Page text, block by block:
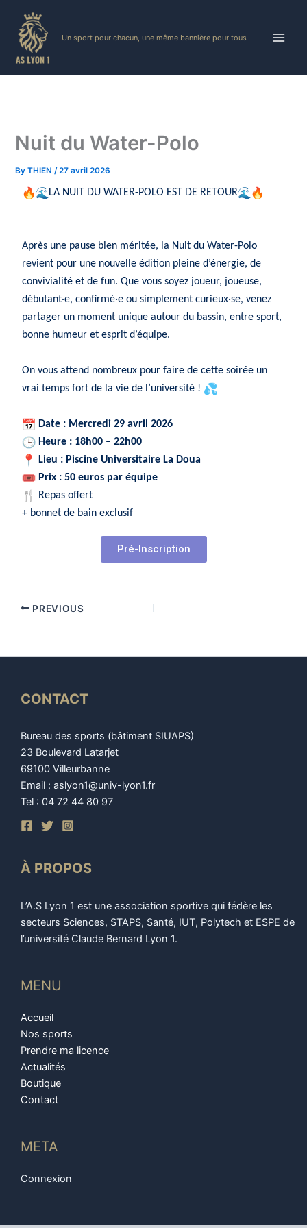
content
Un sport pour chacun, une même bannière pour tous
Nuit du Water-Polo
ByTHIEN/27 avril 2026
LA NUIT DU WATER-POLO EST DE RETOUR
Après une pause bien méritée, la Nuit du Water-Polo
revient pour une nouvelle édition pleine d’énergie, de
convivialité et de fun. Que vous soyez joueur, joueuse,
débutant·e, confirmé·e ou simplement curieux·se, venez
partager un moment unique autour du bassin, entre sport,
bonne humeur et esprit d’équipe.
On vous attend nombreux pour faire de cette soirée un
vrai temps fort de la vie de l’université !
Date : Mercredi 29 avril 2026
Heure : 18h00 – 22h00
Lieu : Piscine Universitaire La Doua
Prix : 50 euros par équipe
Repas offert
+ bonnet de bain exclusif
Pré-Inscription
PREVIOUS
CONTACT
Bureau des sports (bâtiment SIUAPS)
23 Boulevard Latarjet
69100 Villeurbanne
Email : aslyon1@univ-lyon1.fr
Tel : 04 72 44 80 97
À PROPOS
L’A.S Lyon 1 est une association sportive qui fédère les
secteurs Sciences, STAPS, Santé, IUT, Polytech et ESPE de
l’université Claude Bernard Lyon 1.
MENU
Accueil
Nos sports
Prendre ma licence
Actualités
Boutique
Contact
META
Connexion